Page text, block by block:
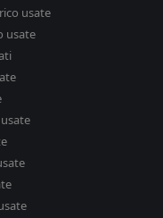
usate
usate